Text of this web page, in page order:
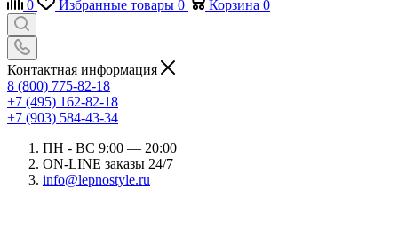
0 Избранные товары 0 Корзина 0
Контактная информация
8 (800) 775-82-18
+7 (495) 162-82-18
+7 (903) 584-43-34
ПН - ВС 9:00 — 20:00
ON-LINE заказы 24/7
info@lepnostyle.ru